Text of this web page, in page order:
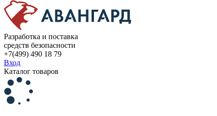
Разработка и поставка
средств безопасности
+7(499) 490 18 79
Вход
Каталог товаров